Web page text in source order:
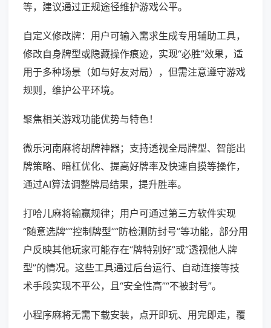
等，建议通过正规途径维护游戏公平。
自定义修改牌：用户可输入需求生成专用辅助工具，
修改自身牌型或隐藏操作痕迹，实现“必胜”效果，适
用于多种场景（如与好友对局），但需注意遵守游戏
规则，维护公平环境。
聚焦相关游戏功能优势与特色！
微乐河南麻将胡牌神器；支持透视全局牌型、智能出
牌策略、暗杠优化、提高好牌率及快速自摸等操作，
通过AI算法调整牌局结果，提升胜率。
打哈儿麻将输赢规律；用户可通过第三方软件实现
“随意选牌”“控制牌型”“防检测防封号”等功能，部分用
户反映其他玩家可能存在“牌特别好”或“透视他人牌
型”的情况。这些工具通过后台运行、自动连接等技
术手段实现不平公，且“安全性高”“不被封号”。
小程序麻将无需下载安装，点开即玩、用完即走，覆